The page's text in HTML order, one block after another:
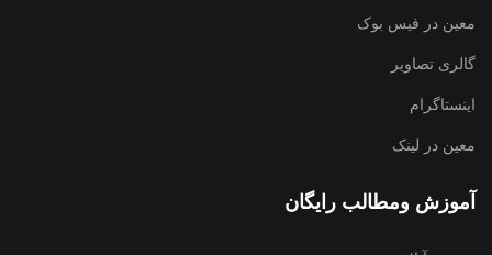
معین در فیس بوک
گالری تصاویر
اینستاگرام
معین در لینک
آموزش ومطالب رایگان